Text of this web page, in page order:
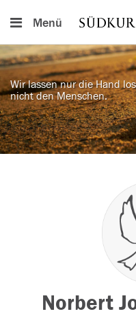
Menü
Wir lassen nur die Hand
nicht den Menschen.
Norbert